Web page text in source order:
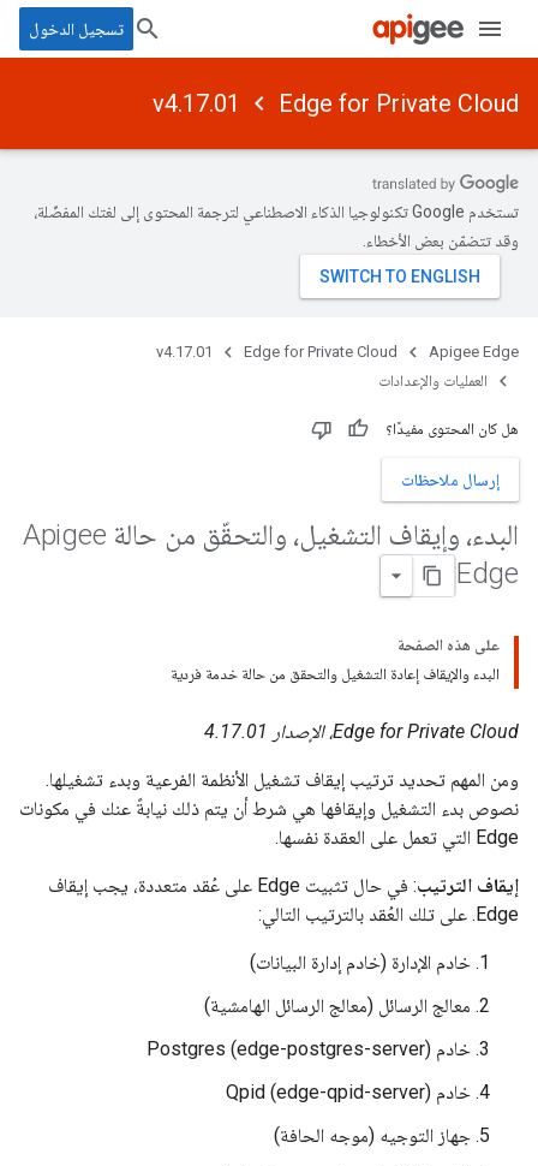
تسجيل الدخول
Edge for Private Cloud
v4.17.01
تستخدم Google تكنولوجيا الذكاء الاصطناعي لترجمة المحتوى إلى لغتك المفضّلة،
وقد تتضمّن بعض الأخطاء.
Apigee Edge
Edge for Private Cloud
v4.17.01
العمليات والإعدادات
هل كان المحتوى مفيدًا؟
إرسال ملاحظات
البدء، وإيقاف التشغيل، والتحقّق من حالة Apigee
Edge
على هذه الصفحة
البدء والإيقاف إعادة التشغيل والتحقق من حالة خدمة فردية
Edge for Private Cloud، الإصدار 4.17.01
ومن المهم تحديد ترتيب إيقاف تشغيل الأنظمة الفرعية وبدء تشغيلها.
نصوص بدء التشغيل وإيقافها هي شرط أن يتم ذلك نيابةً عنك في مكونات
Edge التي تعمل على العقدة نفسها.
إيقاف الترتيب
: في حال تثبيت Edge على عُقد متعددة، يجب إيقاف
Edge. على تلك العُقد بالترتيب التالي:
خادم الإدارة (خادم إدارة البيانات)
معالج الرسائل (معالج الرسائل الهامشية)
خادم Postgres (edge-postgres-server)
خادم Qpid (edge-qpid-server)
جهاز التوجيه (موجه الحافة)